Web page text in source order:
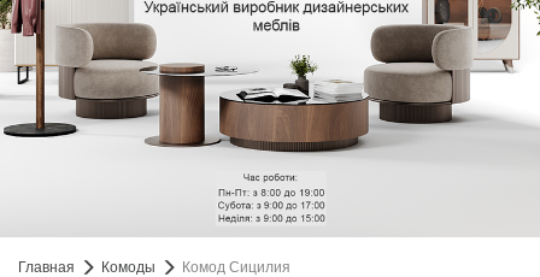
Главная Комоды Комод Сицилия